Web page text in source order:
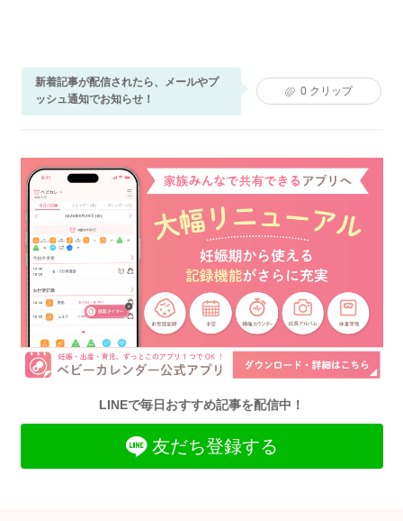
新着記事が配信されたら、メールやプ
ッシュ通知でお知らせ！
0 クリップ
LINEで毎日おすすめ記事を配信中！
友だち登録する